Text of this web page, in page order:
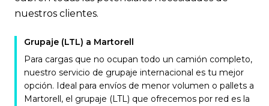
nuestros clientes.
Grupaje (LTL) a Martorell
Para cargas que no ocupan todo un camión completo,
nuestro servicio de grupaje internacional es tu mejor
opción. Ideal para envíos de menor volumen o pallets a
Martorell, el grupaje (LTL) que ofrecemos por red es la